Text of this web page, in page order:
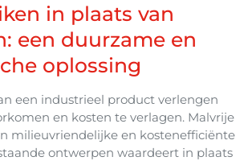
in plaats van
een duurzame en
oplossing
een industrieel product verlengen
en kosten te verlagen. Malvrije
milieuvriendelijke en kostenefficiënte
ontwerpen waardeert in plaats